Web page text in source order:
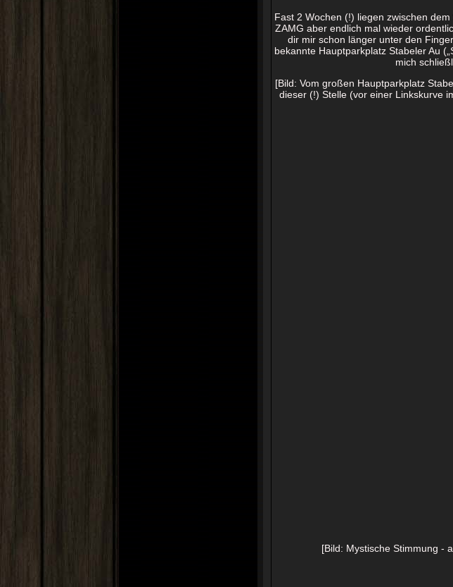
Fast 2 Wochen (!) liegen zwischen
ZAMG aber endlich mal wieder
dir mir schon länger unter den
bekannte Hauptparkplatz Stabeler Au
mich
[Bild: Vom großen Hauptparkplatz
dieser (!) Stelle (vor einer Linkskurve
[Bild: Mystische Stimmung -